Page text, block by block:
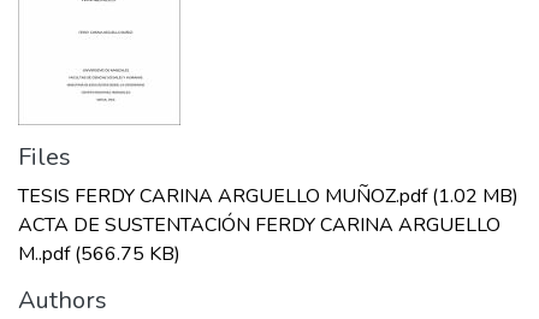
Files
TESIS FERDY CARINA ARGUELLO MUÑOZ.pdf(1.02 MB)
ACTA DE SUSTENTACIÓN FERDY CARINA ARGUELLO
M..pdf(566.75 KB)
Authors